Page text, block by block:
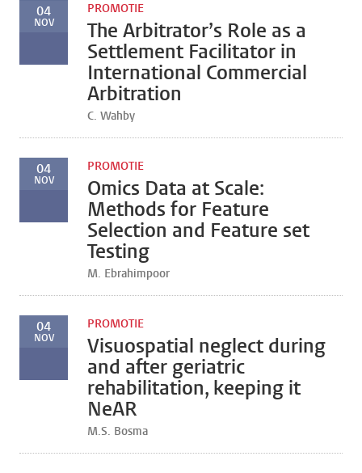
04
NOV
PROMOTIE
The Arbitrator’s Role as a
Settlement Facilitator in
International Commercial
Arbitration
C. Wahby
04
NOV
PROMOTIE
Omics Data at Scale:
Methods for Feature
Selection and Feature set
Testing
M. Ebrahimpoor
04
NOV
PROMOTIE
Visuospatial neglect during
and after geriatric
rehabilitation, keeping it
NeAR
M.S. Bosma